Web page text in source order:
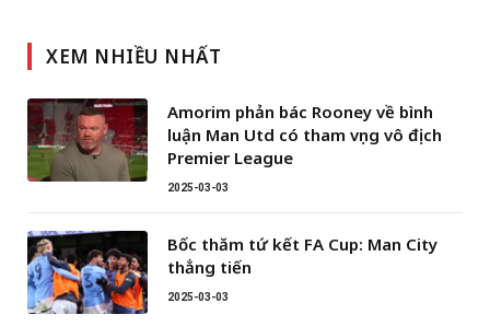
XEM NHIỀU NHẤT
Amorim phản bác Rooney về bình
luận Man Utd có tham vọng vô địch
Premier League
2025-03-03
Bốc thăm tứ kết FA Cup: Man City
thẳng tiến
2025-03-03